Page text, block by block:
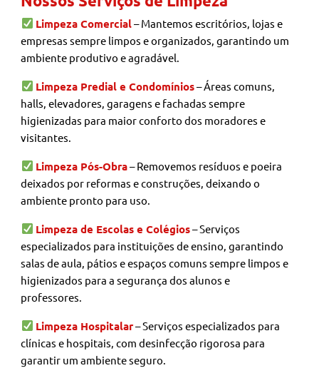
Limpeza Comercial– Mantemos escritórios, lojas e
empresas sempre limpos e organizados, garantindo um
ambiente produtivo e agradável.
Limpeza Predial e Condomínios– Áreas comuns,
halls, elevadores, garagens e fachadas sempre
higienizadas para maior conforto dos moradores e
visitantes.
Limpeza Pós-Obra– Removemos resíduos e poeira
deixados por reformas e construções, deixando o
ambiente pronto para uso.
Limpeza de Escolas e Colégios– Serviços
especializados para instituições de ensino, garantindo
salas de aula, pátios e espaços comuns sempre limpos e
higienizados para a segurança dos alunos e
professores.
Limpeza Hospitalar– Serviços especializados para
clínicas e hospitais, com desinfecção rigorosa para
garantir um ambiente seguro.